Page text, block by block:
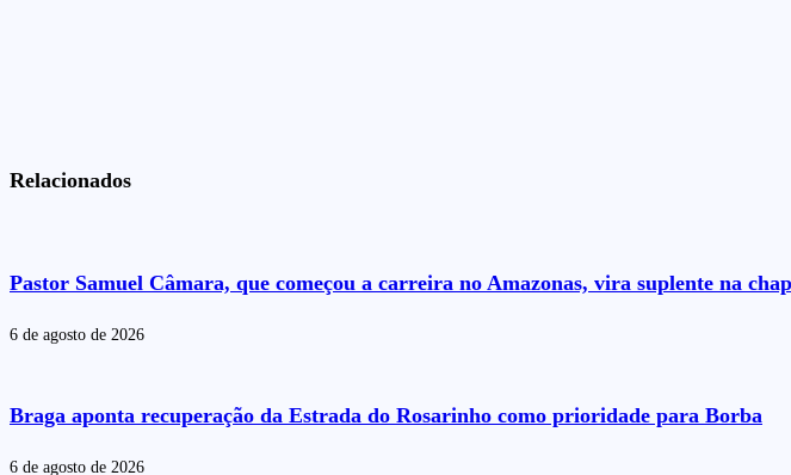
Relacionados
Pastor Samuel Câmara, que começou a carreira no Amazonas, vira suplente na
6 de agosto de 2026
Braga aponta recuperação da Estrada do Rosarinho como prioridade para Borba
6 de agosto de 2026